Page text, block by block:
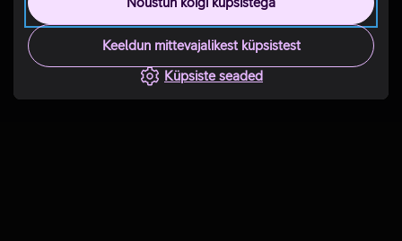
Keeldun mittevajalikest küpsistest
Küpsiste seaded